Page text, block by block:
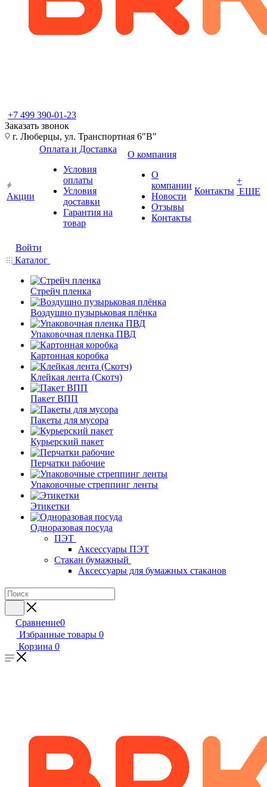
+7 499 390-01-23
Заказать звонок
г. Люберцы, ул. Транспортная 6"В"
Акции
Оплата и Доставка
Условия
оплаты
Условия
доставки
Гарантия на
товар
О компания
О
компании
Новости
Отзывы
Контакты
Контакты
+
ЕЩЕ
Войти
Каталог
Стрейч пленка
Воздушно пузырьковая плёнка
Упаковочная пленка ПВД
Картонная коробка
Клейкая лента (Скотч)
Пакет ВПП
Пакеты для мусора
Курьерский пакет
Перчатки рабочие
Упаковочные стреппинг ленты
Этикетки
Одноразовая посуда
ПЭТ
Аксессуары ПЭТ
Стакан бумажный
Аксессуары для бумажных стаканов
Сравнение0
Избранные товары 0
Корзина 0